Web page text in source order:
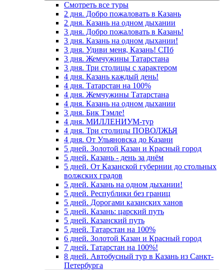
Смотреть все туры
2 дня. Добро пожаловать в Казань
2 дня. Казань на одном дыхании
3 дня. Добро пожаловать в Казань!
3 дня. Казань на одном дыхании!
3 дня. Удиви меня, Казань! СПб
3 дня. Жемчужины Татарстана
3 дня. Три столицы с характером
4 дня. Казань каждый день!
4 дня. Татарстан на 100%
4 дня. Жемчужины Татарстана
4 дня. Казань на одном дыхании
3 дня. Бик Тэмле!
4 дня. МИЛЛЕНИУМ-тур
4 дня. Три столицы ПОВОЛЖЬЯ
4 дня. От Ульяновска до Казани
5 дней. Золотой Казан и Красный город
5 дней. Казань - день за днём
5 дней. От Казанской губернии до стольных
волжских градов
5 дней. Казань на одном дыхании!
5 дней. Республики без границ
5 дней. Дорогами казанских ханов
5 дней. Казань: царский путь
5 дней. Казанский путь
5 дней. Татарстан на 100%
6 дней. Золотой Казан и Красный город
7 дней. Татарстан на 100%!
8 дней. Автобусный тур в Казань из Санкт-
Петербурга